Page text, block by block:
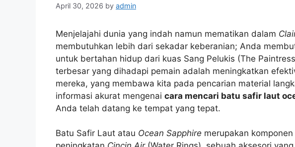
April 30, 2026 by admin
Menjelajahi dunia yang indah namun mematikan dalam
membutuhkan lebih dari sekadar keberanian; Anda
untuk bertahan hidup dari kuas Sang Pelukis (The
terbesar yang dihadapi pemain adalah meningkatkan
mereka, yang membawa kita pada pencarian material
informasi akurat mengenai cara mencari batu safir laut
Anda telah datang ke tempat yang tepat.
Batu Safir Laut atau Ocean Sapphire merupakan